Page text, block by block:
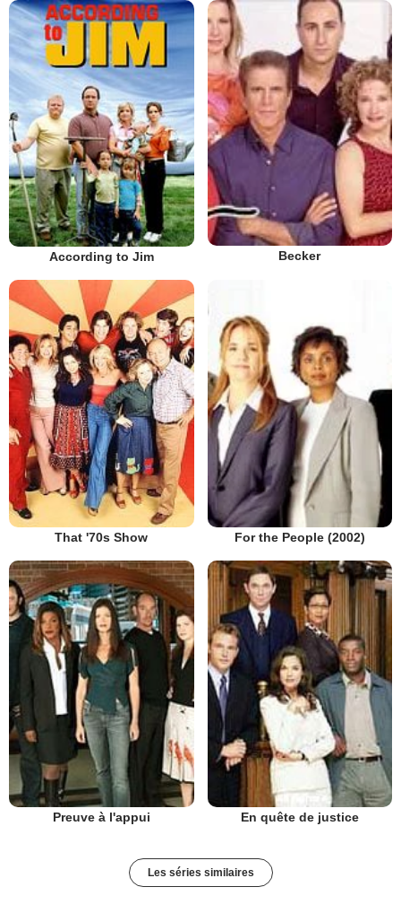
According to Jim Becker
That '70s Show For the People (2002)
Preuve à l'appui En quête de justice
Les séries similaires